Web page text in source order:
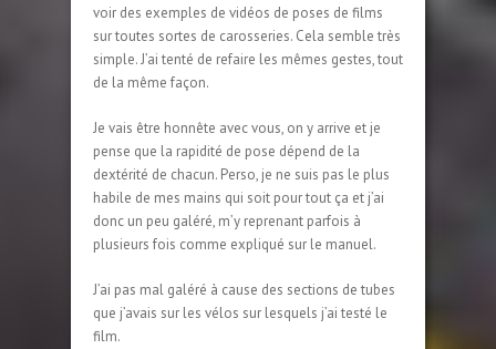
voir des exemples de vidéos de poses de films
sur toutes sortes de carosseries. Cela semble très
simple. J’ai tenté de refaire les mêmes gestes, tout
de la même façon.
Je vais être honnête avec vous, on y arrive et je
pense que la rapidité de pose dépend de la
dextérité de chacun. Perso, je ne suis pas le plus
habile de mes mains qui soit pour tout ça et j’ai
donc un peu galéré, m’y reprenant parfois à
plusieurs fois comme expliqué sur le manuel.
J’ai pas mal galéré à cause des sections de tubes
que j’avais sur les vélos sur lesquels j’ai testé le
film.